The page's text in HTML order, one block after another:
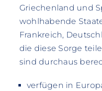
Griechenland und
wohlhabende
Frankreich,
die diese Sorge
sind durchaus
verfügen in